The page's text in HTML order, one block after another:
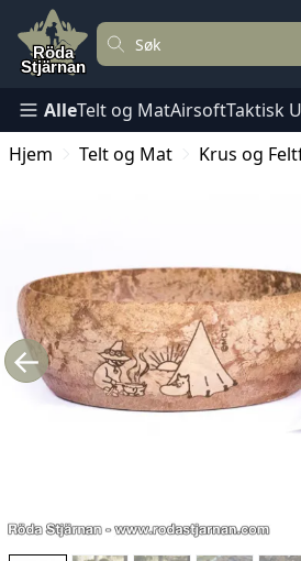
AlleTelt og MatAirsoftTaktisk
Hjem
Telt og Mat Krus og
←